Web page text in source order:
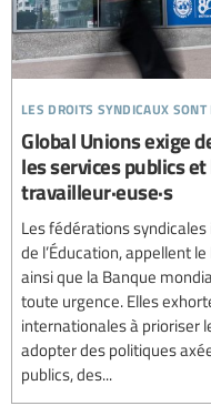
les droits syndicaux sont
Global Unions exige
les services publics
travailleur·euse·s
Les fédérations
de l’Éducation, appellent
ainsi que la Banque
toute urgence. Elles
internationales à prioriser
adopter des politiques
publics, des...